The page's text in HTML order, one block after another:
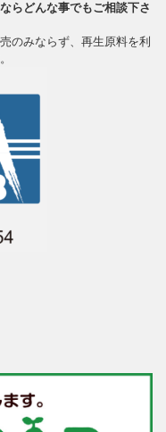
らどんな事でもご相談下さ
のみならず、再生原料を利